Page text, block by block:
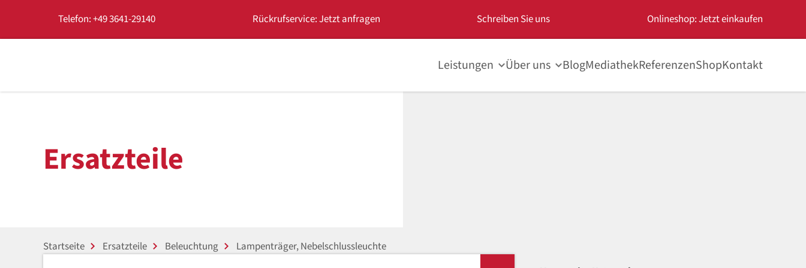
Telefon: +49 3641-29140 Rückrufservice: Jetzt anfragen Schreiben Sie uns Onlineshop: Jetzt einkaufen
Leistungen Über uns BlogMediathekReferenzenShopKontakt
Ersatzteile
Startseite Ersatzteile Beleuchtung
Lampenträger, Nebelschlussleuchte